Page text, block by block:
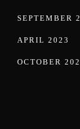
SEPTEMBER
APRIL 2023
OCTOBER